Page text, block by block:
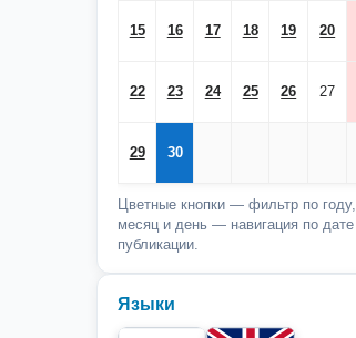
15 16 17 18 19 20
22 23 24 25 26 27
29 30
Цветные кнопки — фильтр по году,
месяц и день — навигация по дате
публикации.
Языки